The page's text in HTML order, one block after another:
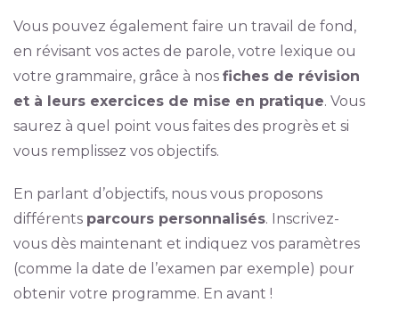
Vous pouvez également faire un travail de fond,
en révisant vos actes de parole, votre lexique ou
votre grammaire, grâce à nos fiches de révision
et à leurs exercices de mise en pratique. Vous
saurez à quel point vous faites des progrès et si
vous remplissez vos objectifs.
En parlant d’objectifs, nous vous proposons
différents parcours personnalisés. Inscrivez-
vous dès maintenant et indiquez vos paramètres
(comme la date de l’examen par exemple) pour
obtenir votre programme. En avant !